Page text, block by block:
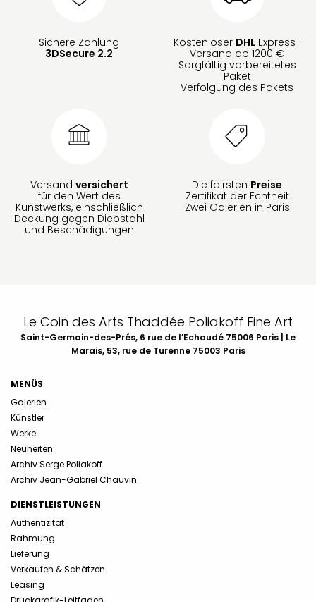
Sichere Zahlung
3DSecure 2.2
Kostenloser DHL Express-
Versand ab 1200 €
Sorgfältig vorbereitetes
Paket
Verfolgung des Pakets
Versand versichert
für den Wert des
Kunstwerks, einschließlich
Deckung gegen Diebstahl
und Beschädigungen
Die fairsten Preise
Zertifikat der Echtheit
Zwei Galerien in Paris
Le Coin des Arts Thaddée Poliakoff Fine Art
Saint-Germain-des-Prés, 6 rue de l’Echaudé 75006 Paris | Le
Marais, 53, rue de Turenne 75003 Paris
MENÜS
Galerien
Künstler
Werke
Neuheiten
Archiv Serge Poliakoff
Archiv Jean-Gabriel Chauvin
DIENSTLEISTUNGEN
Authentizität
Rahmung
Lieferung
Verkaufen & Schätzen
Leasing